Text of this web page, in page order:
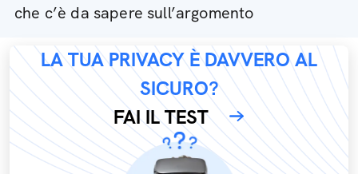
che c’è da sapere sull’argomento
LA TUA PRIVACY È DAVVERO AL
SICURO?
FAI IL TEST